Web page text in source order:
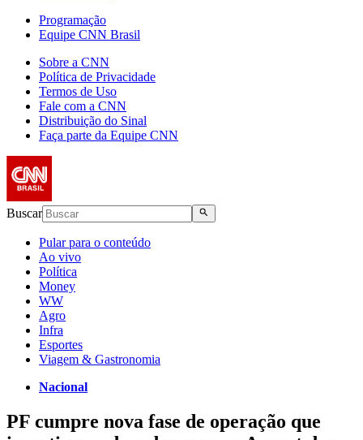
Programação
Equipe CNN Brasil
Sobre a CNN
Política de Privacidade
Termos de Uso
Fale com a CNN
Distribuição do Sinal
Faça parte da Equipe CNN
Buscar
Pular para o conteúdo
Ao vivo
Política
Money
WW
Agro
Infra
Esportes
Viagem & Gastronomia
Nacional
PF cumpre nova fase de operação que